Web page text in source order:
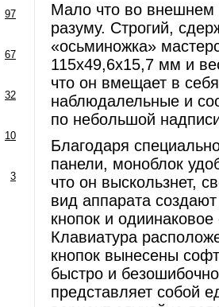
97
67
32
10
3
Мало что во внешнем
разуму. Строгий,
«осьминожка»
115x49,6x15,7 мм и
что он вмещает в
наблюдалельные и
по небольшой
Благодаря
панели, моноблок
что он выскользнет,
вид аппарата
кнопок и
Клавиатура
кнопок вынесены
быстро и
представляет собой